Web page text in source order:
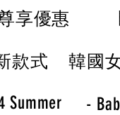
享優惠
款式 韓國
Summer -